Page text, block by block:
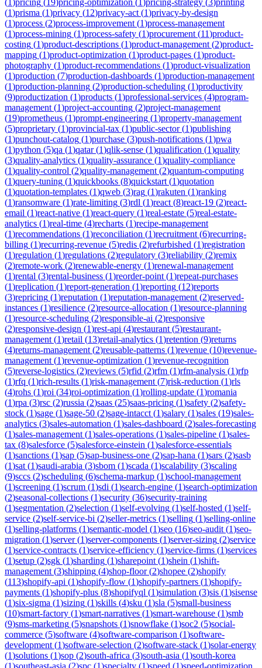
(1)prisma (1)privacy (12)privacy-act (1)privacy-by-design
(1)process (2)process-improvement (1)process-management
(1)process-mining (1)process-safety (1)procurement (11)product-
costing (1)product-descriptions (1)product-management (2)product-
mapping (1)product-optimization (1)product-pages (1)product-
photography (1)product-recommendations (1)product-visualization
(1)production (7)production-dashboards (1)production-management
(1)production-planning (2)production-scheduling (1)productivity
(9)productization (1)products (1)professional-services (4)program-
management (1)project-accounting (2)project-management
(19)prometheus (1)prompt-engineering (1)property-management
(5)proprietary (1)provincial-tax (1)public-sector(1)publishing
(1)punchout-catalog (1)purchase (3)push-notifications (1)pwa
(1)python (5)qa (1)qatar(1)qlik-sense (1)qualification (1)quality
(3)quality-analytics (1)quality-assurance (1)quality-compliance
(1)quality-control (2)quality-management (2)quantum-computing
(1)query-tuning (1)quickbooks (8)quickstart (1)quotation
(1)quotation-templates (1)qweb (3)rag (1)rakuten (1)ranking
(1)ransomware (1)rate-limiting (3)rdl (1)react (8)react-19 (2)react-
email (1)react-native (1)react-query (1)real-estate (5)real-estate-
analytics (1)real-time (4)recharts (1)recipe-management
(1)recommendations (1)reconciliation (1)recruitment (6)recurring-
billing (1)recurring-revenue (5)redis (2)refurbished (1)registration
(1)regulation (1)regulations (2)regulatory (3)reliability (2)remix
(2)remote-work (2)renewable-energy (1)renewal-management
(1)rental (3)rental-business (1)reorder-point (1)repeat-purchases
(1)replication (1)report-generation (1)reporting (12)reports
(3)repricing (1)reputation (1)reputation-management (2)reserved-
instances (1)resilience (2)resource-allocation (1)resource-planning
(1)resource-scheduling (2)responsible-ai (2)responsive
(2)responsive-design (1)rest-api (4)restaurant (5)restaurant-
management (1)retail (13)retail-analytics (1)retention (9)returns
(4)returns-management (2)reusable-patterns (1)revenue (10)revenue-
management (1)revenue-optimization (1)revenue-recognition
(5)reverse-logistics (2)reviews (5)rfid (2)rfm (1)rfm-analysis (1)rfp
(1)rfq (1)rich-results (1)risk-management (7)risk-reduction (1)rls
(4)rohs (1)roi (34)roi-optimization (1)rolling-update (1)romania
(1)rpa (3)rsc (2)russia (2)saas (25)saas-pricing (1)safety (2)safety-
stock (1)sage (1)sage-50 (2)sage-intacct (1)salary (1)sales (19)sales-
analytics (3)sales-automation (1)sales-dashboard (2)sales-forecasting
(1)sales-management (1)sales-operations (1)sales-pipeline (1)sales-
tax (8)salesforce (5)salesforce-einstein (1)salesforce-essentials
(1)sanctions (1)sap (5)sap-business-one (2)sap-hana (1)sars (2)sasb
(1)sat (1)saudi-arabia (3)sbom (1)scada (1)scalability (3)scaling
(9)sccs (2)scheduling (6)schema-markup (1)school-management
(1)screening (1)scrum (1)sdi (1)search-engine (1)search-optimization
(2)seasonal-collections (1)security (36)security-training
(1)segmentation (2)selection (1)self-evolving (1)self-hosted (1)self-
service (2)self-service-bi (2)seller-metrics (1)selling (1)selling-online
(1)selling-platforms (1)semantic-model (1)seo (16)seo-audit (1)seo-
migration (1)server(1)server-components (1)server-sizing (2)service
(1)service-contracts (1)service-efficiency (1)service-firms (1)services
(1)setup (2)sgk (1)sharding (1)sharepoint (1)shein (1)shift-
management (3)shipping (4)shop-floor(2)shopee (2)shopify
(113)shopify-api (1)shopify-flow (1)shopify-partners (1)shopify-
payments (1)shopify-plus (8)shopifyql (1)simulation (3)sis (1)sisense
(1)six-sigma (1)sizing (1)skills (4)sku (1)sla (5)small-business
(10)smart-factory (1)smart-narratives (1)smart-warehouse (1)smb
(9)sms-marketing (5)snapshots (1)snowflake (1)soc2 (5)social-
commerce (5)software (4)software-comparison (1)software-
development (1)software-selection (2)software-stack (1)solar-energy
(1)solutions (1)sop (2)south-africa (3)south-asia (1)south-korea
(1)southeast-asia (2)spc (1)specialty (1)speed (1)speed-optimization